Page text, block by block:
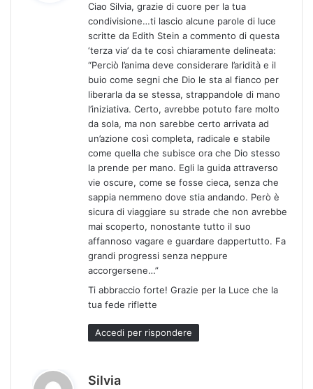
e
t
t
Ciao Silvia, grazie di cuore per la tua
condivisione…ti lascio alcune parole di luce
scritte da Edith Stein a commento di questa
‘terza via’ da te così chiaramente delineata:
“Perciò l’anima deve considerare l’aridità e il
buio come segni che Dio le sta al fianco per
liberarla da se stessa, strappandole di mano
l’iniziativa. Certo, avrebbe potuto fare molto
da sola, ma non sarebbe certo arrivata ad
un’azione così completa, radicale e stabile
come quella che subisce ora che Dio stesso
la prende per mano. Egli la guida attraverso
vie oscure, come se fosse cieca, senza che
sappia nemmeno dove stia andando. Però è
sicura di viaggiare su strade che non avrebbe
mai scoperto, nonostante tutto il suo
affannoso vagare e guardare dappertutto. Fa
grandi progressi senza neppure
accorgersene…”
Ti abbraccio forte! Grazie per la Luce che la
tua fede riflette
Accedi per rispondere
Silvia